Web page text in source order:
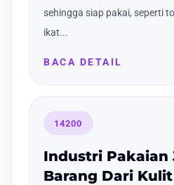
sehingga siap pakai, seperti
ikat...
BACA DETAIL
14200
Industri Pakaian
Barang Dari